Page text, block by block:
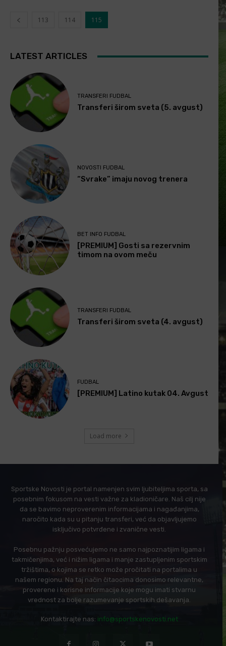
113 114 115
LATEST ARTICLES
TRANSFERI FUDBAL
Transferi širom sveta (5. avgust)
NOVOSTI FUDBAL
“Svrake” imaju novog trenera
BET INFO FUDBAL
[PREMIUM] Gosti sa rezervnim
timom na ovom meču
TRANSFERI FUDBAL
Transferi širom sveta (4. avgust)
FUDBAL
[PREMIUM] Latino kutak 04. Avgust
Load more
Sportske Novosti je portal namenjen svim ljubiteljima sporta, sa
posebnim fokusom na vesti važne za kladioničare. Naš cilj nije
da se bavimo neproverenim informacijama i nagađanjima,
naročito kada su u pitanju transferi, već da objavljujemo
isključivo potvrđene i zvanične vesti.
Posebnu pažnju posvećujemo ne samo najpoznatijim ligama i
takmičenjima, već i nižim ligama i manje zastupljenim sportskim
tržištima, o kojima se retko može pročitati na portalima u
našem regionu. Na taj način čitaocima donosimo relevantne,
proverene i korisne informacije koje mogu imati stvarnu
vrednost za bolje razumevanje sportskih dešavanja.
Kontaktirajte nas: info@sportskenovosti.net